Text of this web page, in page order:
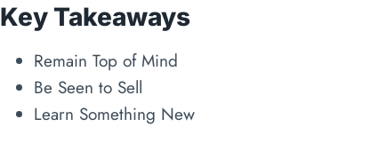
Key Takeaways
Remain Top of Mind
Be Seen to Sell
Learn Something New